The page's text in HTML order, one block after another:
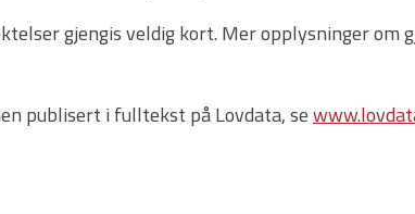
gjengis veldig kort. Mer opplysninger om
publisert i fulltekst på Lovdata, se